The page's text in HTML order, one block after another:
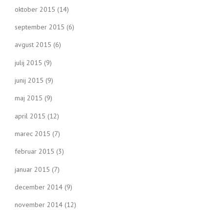
oktober 2015 (14)
september 2015 (6)
avgust 2015 (6)
julij 2015 (9)
junij 2015 (9)
maj 2015 (9)
april 2015 (12)
marec 2015 (7)
februar 2015 (3)
januar 2015 (7)
december 2014 (9)
november 2014 (12)